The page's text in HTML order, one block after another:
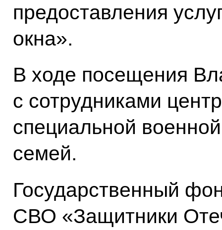
предоставления
окна».
В ходе посещения
с сотрудниками
специальной
семей.
Государственный
СВО «Защитники